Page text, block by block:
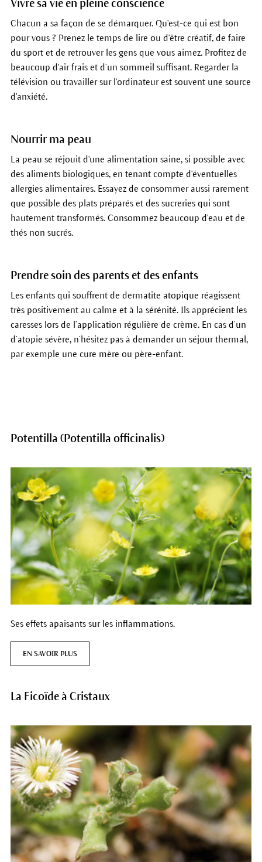
Vivre sa vie en pleine conscience
Chacun a sa façon de se démarquer. Qu'est-ce qui est bon
pour vous ? Prenez le temps de lire ou d'être créatif, de faire
du sport et de retrouver les gens que vous aimez. Profitez de
beaucoup d'air frais et d’un sommeil suffisant. Regarder la
télévision ou travailler sur l'ordinateur est souvent une source
d'anxiété.
Nourrir ma peau
La peau se réjouit d'une alimentation saine, si possible avec
des aliments biologiques, en tenant compte d'éventuelles
allergies alimentaires. Essayez de consommer aussi rarement
que possible des plats préparés et des sucreries qui sont
hautement transformés. Consommez beaucoup d'eau et de
thés non sucrés.
Prendre soin des parents et des enfants
Les enfants qui souffrent de dermatite atopique réagissent
très positivement au calme et à la sérénité. Ils apprécient les
caresses lors de l’application régulière de crème. En cas d’un
d’atopie sévère, n’hésitez pas à demander un séjour thermal,
par exemple une cure mère ou père-enfant.
Potentilla (Potentilla officinalis)
Ses effets apaisants sur les inflammations.
EN SAVOIR PLUS
La Ficoïde à Cristaux